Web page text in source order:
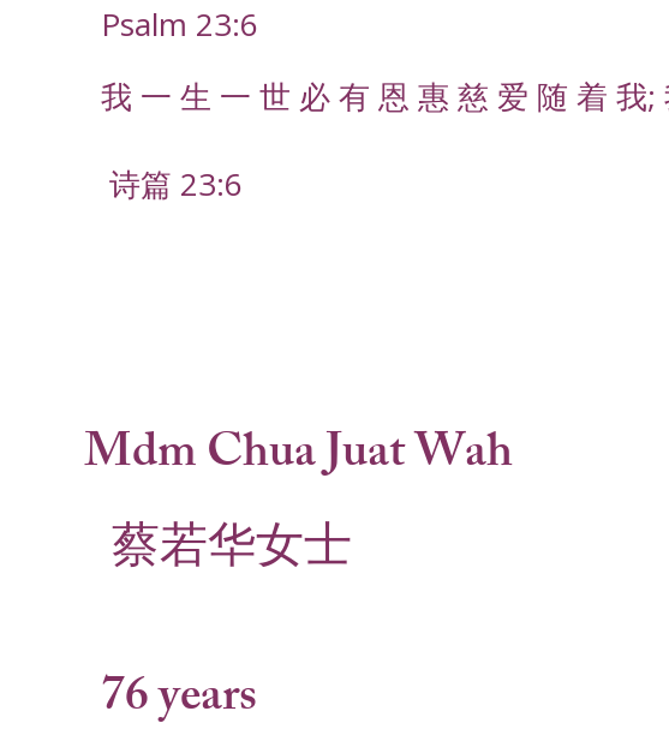
Psalm 23:6
我 一 生 一 世 必 有 恩 惠 慈 爱 随 着 我
诗篇 23:6
Mdm Chua Juat Wah
蔡若华女士
76 years